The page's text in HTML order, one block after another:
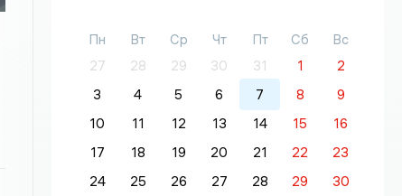
Пн Вт Ср Чт Пт Сб
Вс
27
28 29 30 31 1
2
3
4 5 6 7 8
9
10
11 12 13 14 15
16
17
18 19 20 21 22
23
24
25 26 27 28 29
30